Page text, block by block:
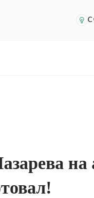
С
на